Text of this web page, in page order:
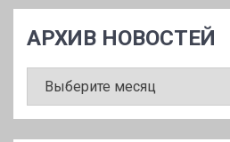
АРХИВ НОВОСТЕЙ
НОВОСТЕЙ